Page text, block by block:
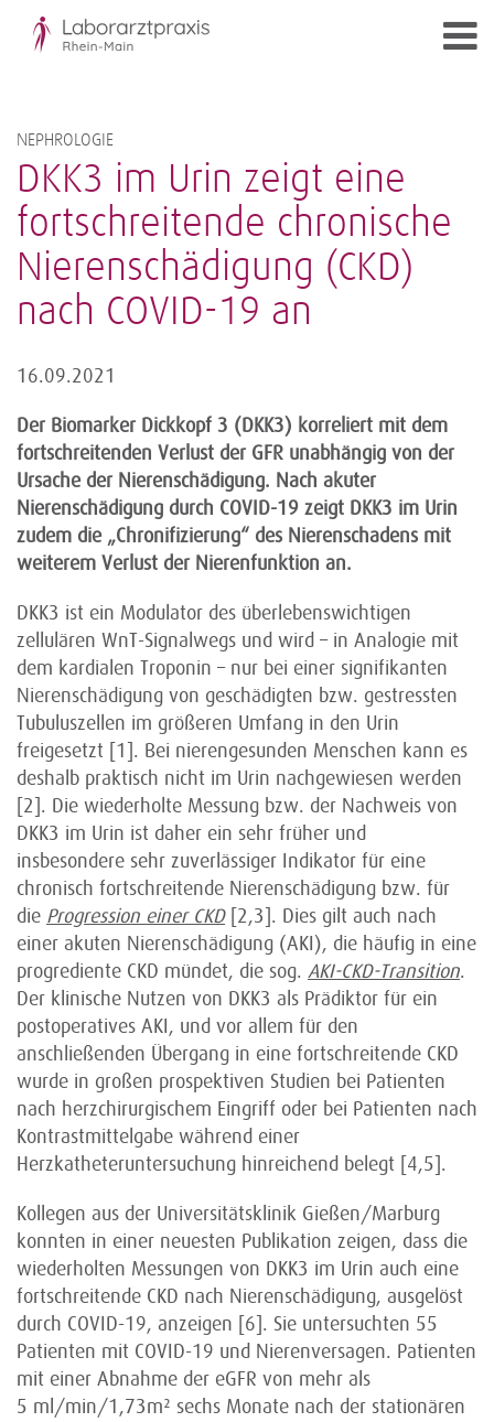
NEPHROLOGIE
DKK3 im Urin zeigt eine
fortschreitende chronische
Nierenschädigung (CKD)
nach COVID-19 an
16.09.2021
Der Biomarker Dickkopf 3 (DKK3) korreliert mit dem
fortschreitenden Verlust der GFR unabhängig von der
Ursache der Nierenschädigung. Nach akuter
Nierenschädigung durch COVID-19 zeigt DKK3 im Urin
zudem die „Chronifizierung“ des Nierenschadens mit
weiterem Verlust der Nierenfunktion an.
DKK3 ist ein Modulator des überlebenswichtigen
zellulären WnT-Signalwegs und wird – in Analogie mit
dem kardialen Troponin – nur bei einer signifikanten
Nierenschädigung von geschädigten bzw. gestressten
Tubuluszellen im größeren Umfang in den Urin
freigesetzt [1]. Bei nierengesunden Menschen kann es
deshalb praktisch nicht im Urin nachgewiesen werden
[2]. Die wiederholte Messung bzw. der Nachweis von
DKK3 im Urin ist daher ein sehr früher und
insbesondere sehr zuverlässiger Indikator für eine
chronisch fortschreitende Nierenschädigung bzw. für
die Progression einer CKD[2,3]. Dies gilt auch nach
einer akuten Nierenschädigung (AKI), die häufig in eine
progrediente CKD mündet, die sog. AKI-CKD-Transition.
Der klinische Nutzen von DKK3 als Prädiktor für ein
postoperatives AKI, und vor allem für den
anschließenden Übergang in eine fortschreitende CKD
wurde in großen prospektiven Studien bei Patienten
nach herzchirurgischem Eingriff oder bei Patienten nach
Kontrastmittelgabe während einer
Herzkatheteruntersuchung hinreichend belegt [4,5].
Kollegen aus der Universitätsklinik Gießen/Marburg
konnten in einer neuesten Publikation zeigen, dass die
wiederholten Messungen von DKK3 im Urin auch eine
fortschreitende CKD nach Nierenschädigung, ausgelöst
durch COVID-19, anzeigen [6]. Sie untersuchten 55
Patienten mit COVID-19 und Nierenversagen. Patienten
mit einer Abnahme der eGFR von mehr als
5 ml/min/1,73m² sechs Monate nach der stationären